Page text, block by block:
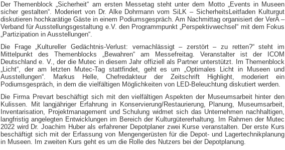
Der Themenblock „Sicherheit“ am ersten Messetag steht unter dem Motto „Events in Museen
sicher gestalten“. Moderiert von Dr. Alke Dohrmann vom SiLK – SicherheitsLeitfaden Kulturgut
diskutieren hochkarätige Gäste in einem Podiumsgespräch. Am Nachmittag organisiert der VerA –
Verband für Ausstellungsgestaltung e.V. den Programmpunkt „Perspektivwechsel“ mit dem Fokus
„Partizipation in Ausstellungen“.
Die Frage „Kultureller Gedächtnis-Verlust: vernachlässigt – zerstört – zu retten?“ steht im
Mittelpunkt des Themenblocks „Bewahren“ am Messefreitag. Veranstalter ist der ICOM
Deutschland e. V., der die Mutec in diesem Jahr offiziell als Partner unterstützt. Im Themenblock
„Licht“, der am letzten Mutec-Tag stattfindet, geht es um „Optimales Licht in Museen und
Ausstellungen“. Markus Helle, Chefredakteur der Zeitschrift Highlight, moderiert ein
Podiumsgespräch, in dem die vielfältigen Möglichkeiten von LED-Beleuchtung diskutiert werden.
Die Firma Prevart beschäftigt sich mit den vielfältigen Aspekten der Museumsarbeit hinter den
Kulissen. Mit langjähriger Erfahrung in Konservierung/Restaurierung, Planung, Museumsarbeit,
Inventarisation, Projektmanagement und Schulung widmet sich das Unternehmen nachhaltigen,
langfristig angelegten Entwicklungen im Bereich der Kulturgütererhaltung. Im Rahmen der Mutec
2022 wird Dr. Joachim Huber als erfahrener Depotplaner zwei Kurse veranstalten. Der erste Kurs
beschäftigt sich mit der Erfassung von Mengengerüsten für die Depot- und Lagertechnikplanung
in Museen. Im zweiten Kurs geht es um die Rolle des Nutzers bei der Depotplanung.